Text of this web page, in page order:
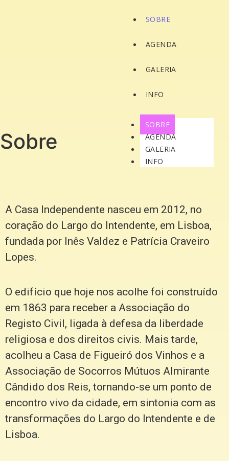
SOBRE
AGENDA
GALERIA
INFO
SOBRE
AGENDA
GALERIA
INFO
Sobre
A Casa Independente nasceu em 2012, no
coração do Largo do Intendente, em Lisboa,
fundada por Inês Valdez e Patrícia Craveiro
Lopes.
O edifício que hoje nos acolhe foi construído
em 1863 para receber a Associação do
Registo Civil, ligada à defesa da liberdade
religiosa e dos direitos civis. Mais tarde,
acolheu a Casa de Figueiró dos Vinhos e a
Associação de Socorros Mútuos Almirante
Cândido dos Reis, tornando-se um ponto de
encontro vivo da cidade, em sintonia com as
transformações do Largo do Intendente e de
Lisboa.